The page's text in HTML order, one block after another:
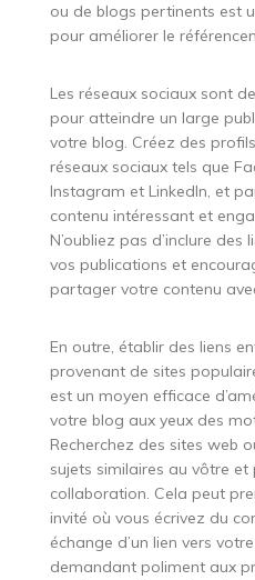
ou de blogs pertinents est
pour améliorer le
Les réseaux sociaux sont
pour atteindre un large
votre blog. Créez des
réseaux sociaux tels que
Instagram et LinkedIn, et
contenu intéressant et
N’oubliez pas d’inclure
vos publications et
partager votre contenu
En outre, établir des liens
provenant de sites
est un moyen efficace
votre blog aux yeux des
Recherchez des sites web
sujets similaires au vôtre
collaboration. Cela peut
invité où vous écrivez du
échange d’un lien vers
demandant poliment aux